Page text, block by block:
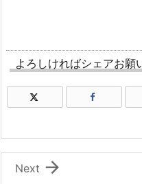
よろしければシェアお願

Next